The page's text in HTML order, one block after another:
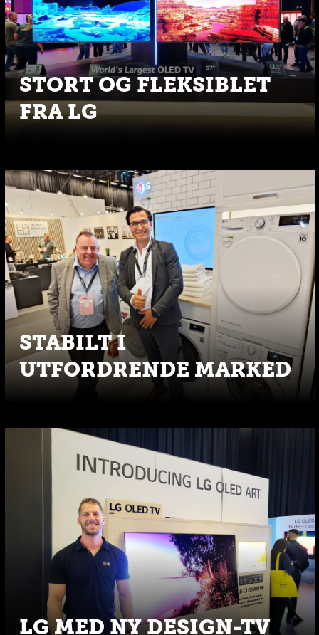
STORT OG FLEKSIBLET
FRA LG
STABILT I
UTFORDRENDE MARKED
LG MED NY DESIGN-TV